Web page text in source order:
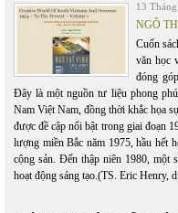
13
NGÔ
Cuốn
văn học
đóng
Đây là một nguồn tư liệu phong
Nam Việt Nam, đồng thời khắc họa
được đề cập nổi bật trong giai đoạn
lượng miền Bắc năm 1975, hầu hết
cộng sản. Đến thập niên 1980, một
hoạt động sáng tạo.(TS. Eric Henry,